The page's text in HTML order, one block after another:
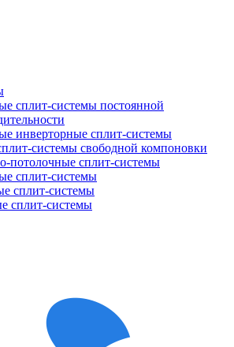
сплит-системы постоянной
инверторные сплит-системы
системы свободной компоновки
потолочные сплит-системы
сплит-системы
сплит-системы
сплит-системы